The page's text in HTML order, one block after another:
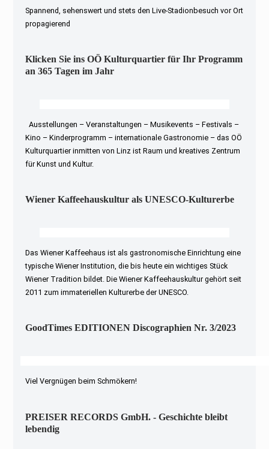
Spannend, sehenswert und stets den Live-Stadionbesuch vor Ort
propagierend
Klicken Sie ins OÖ Kulturquartier für Ihr Programm
an 365 Tagen im Jahr
Ausstellungen – Veranstaltungen – Musikevents – Festivals –
Kino – Kinderprogramm – internationale Gastronomie – das OÖ
Kulturquartier inmitten von Linz ist Raum und kreatives Zentrum
für Kunst und Kultur.
Wiener Kaffeehauskultur als UNESCO-Kulturerbe
Das Wiener Kaffeehaus ist als gastronomische Einrichtung eine
typische Wiener Institution, die bis heute ein wichtiges Stück
Wiener Tradition bildet. Die Wiener Kaffeehauskultur gehört seit
2011 zum immateriellen Kulturerbe der UNESCO.
GoodTimes EDITIONEN Discographien Nr. 3/2023
Viel Vergnügen beim Schmökern!
PREISER RECORDS GmbH. - Geschichte bleibt
lebendig